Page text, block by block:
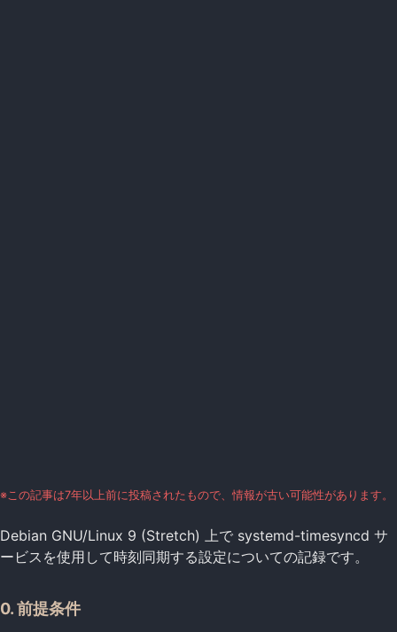
※この記事は7年以上前に投稿されたもので、情報が古い可能性があります。
Debian GNU/Linux 9 (Stretch) 上で systemd-timesyncd サ
ービスを使用して時刻同期する設定についての記録です。
0. 前提条件